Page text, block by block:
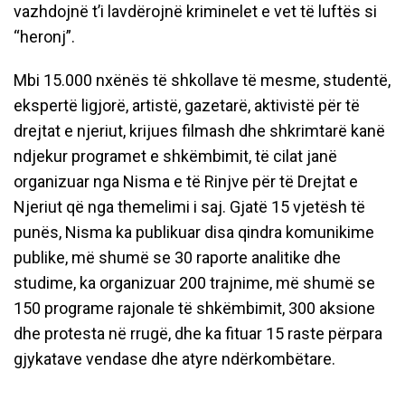
vazhdojnë t’i lavdërojnë kriminelet e vet të luftës si
“heronj”.
Mbi 15.000 nxënës të shkollave të mesme, studentë,
ekspertë ligjorë, artistë, gazetarë, aktivistë për të
drejtat e njeriut, krijues filmash dhe shkrimtarë kanë
ndjekur programet e shkëmbimit, të cilat janë
organizuar nga Nisma e të Rinjve për të Drejtat e
Njeriut që nga themelimi i saj. Gjatë 15 vjetësh të
punës, Nisma ka publikuar disa qindra komunikime
publike, më shumë se 30 raporte analitike dhe
studime, ka organizuar 200 trajnime, më shumë se
150 programe rajonale të shkëmbimit, 300 aksione
dhe protesta në rrugë, dhe ka fituar 15 raste përpara
gjykatave vendase dhe atyre ndërkombëtare.